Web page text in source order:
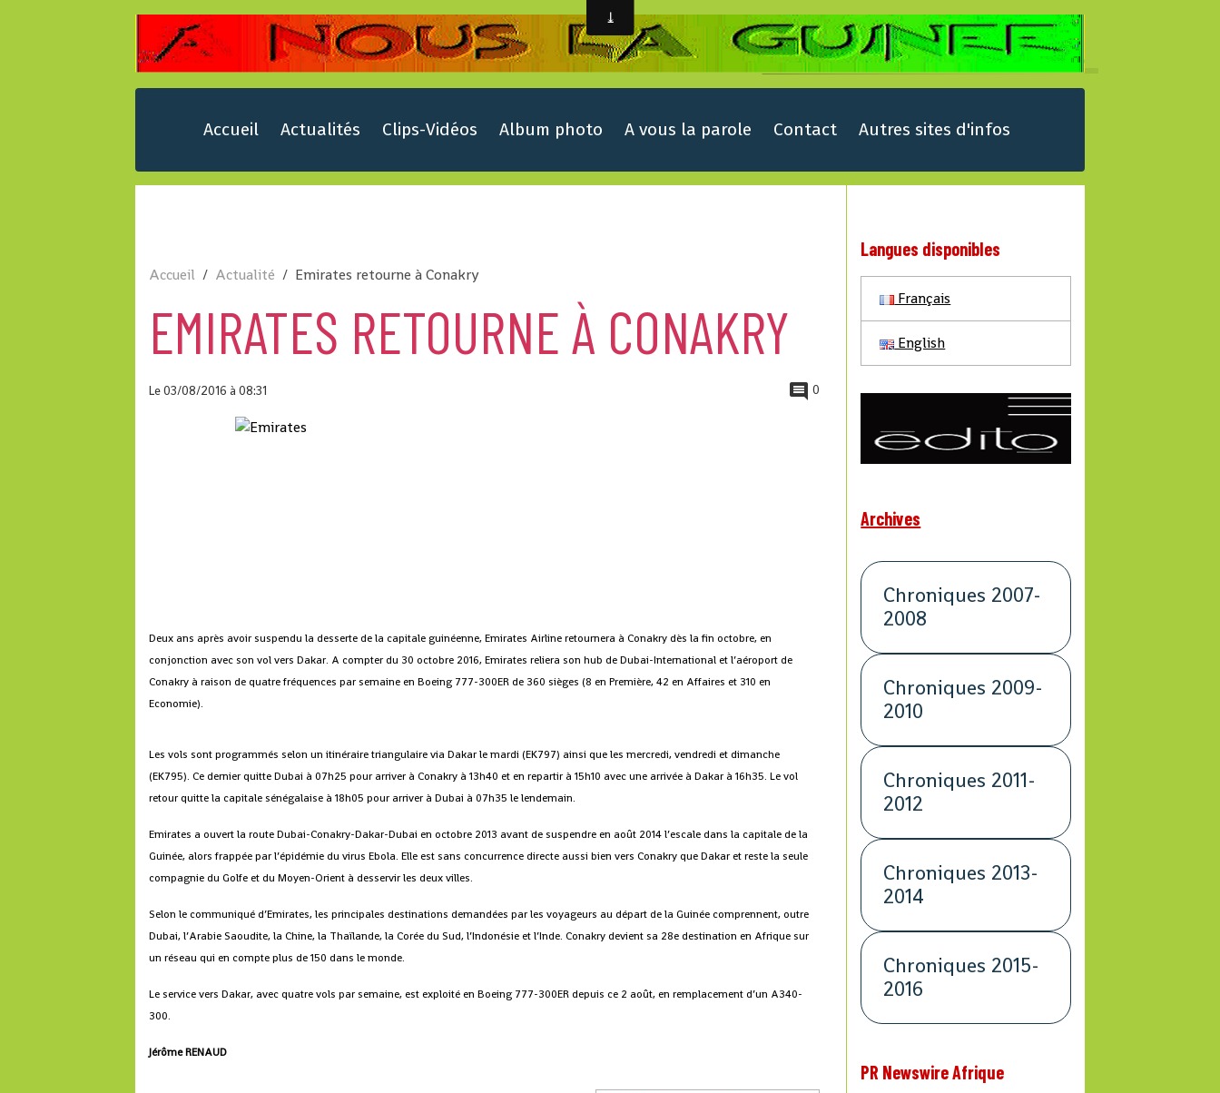
Accueil Actualités Clips-Vidéos Album photo A vous la parole Contact Autres sites d'infos
Accueil Actualité Emirates retourne à Conakry
EMIRATES RETOURNE À CONAKRY
Le 03/08/2016à 08:31 0
Deux ans après avoir suspendu la desserte de la capitale guinéenne, Emirates Airline retournera à Conakry dès la fin octobre, en
conjonction avec son vol vers Dakar. A compter du 30 octobre 2016, Emirates reliera son hub de Dubai-International et l’aéroport de
Conakry à raison de quatre fréquences par semaine en Boeing 777-300ER de 360 sièges (8 en Première, 42 en Affaires et 310 en
Economie).
Les vols sont programmés selon un itinéraire triangulaire via Dakar le mardi (EK797) ainsi que les mercredi, vendredi et dimanche
(EK795). Ce dernier quitte Dubai à 07h25 pour arriver à Conakry à 13h40 et en repartir à 15h10 avec une arrivée à Dakar à 16h35. Le vol
retour quitte la capitale sénégalaise à 18h05 pour arriver à Dubai à 07h35 le lendemain.
Emirates a ouvert la route Dubai-Conakry-Dakar-Dubai en octobre 2013 avant de suspendre en août 2014 l’escale dans la capitale de la
Guinée, alors frappée par l’épidémie du virus Ebola. Elle est sans concurrence directe aussi bien vers Conakry que Dakar et reste la seule
compagnie du Golfe et du Moyen-Orient à desservir les deux villes.
Selon le communiqué d’Emirates, les principales destinations demandées par les voyageurs au départ de la Guinée comprennent, outre
Dubai, l’Arabie Saoudite, la Chine, la Thaïlande, la Corée du Sud, l’Indonésie et l’Inde. Conakry devient sa 28e destination en Afrique sur
un réseau qui en compte plus de 150 dans le monde.
Le service vers Dakar, avec quatre vols par semaine, est exploité en Boeing 777-300ER depuis ce 2 août, en remplacement d’un A340-
300.
Jérôme RENAUD
Langues disponibles
Français
English
Archives
Chroniques 2007-
2008
Chroniques 2009-
2010
Chroniques 2011-
2012
Chroniques 2013-
2014
Chroniques 2015-
2016
PR Newswire Afrique